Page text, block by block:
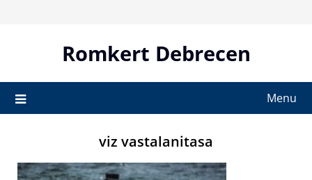
Romkert Debrecen
Menu
viz vastalanitasa